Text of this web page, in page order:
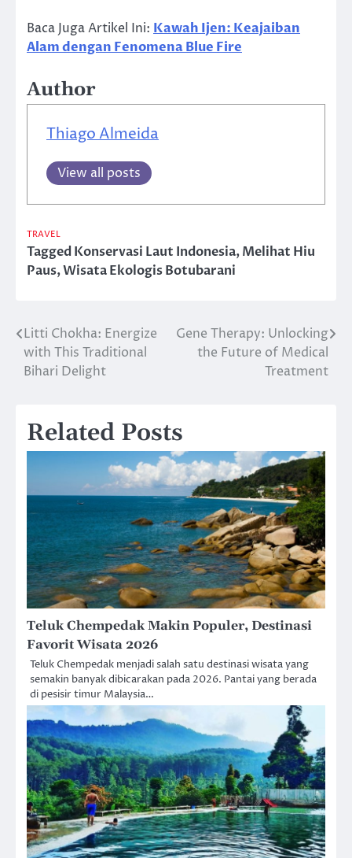
Baca Juga Artikel Ini: Kawah Ijen: Keajaiban
Alam dengan Fenomena Blue Fire
Author
Thiago Almeida
View all posts
TRAVEL
TaggedKonservasi Laut Indonesia,Melihat Hiu
Paus,Wisata Ekologis Botubarani
Post
navigation
Litti Chokha: Energize
with This Traditional
Bihari Delight
Gene Therapy: Unlocking
the Future of Medical
Treatment
Related Posts
Teluk Chempedak Makin Populer, Destinasi
Favorit Wisata 2026
Teluk Chempedak menjadi salah satu destinasi wisata yang
semakin banyak dibicarakan pada 2026. Pantai yang berada
di pesisir timur Malaysia…